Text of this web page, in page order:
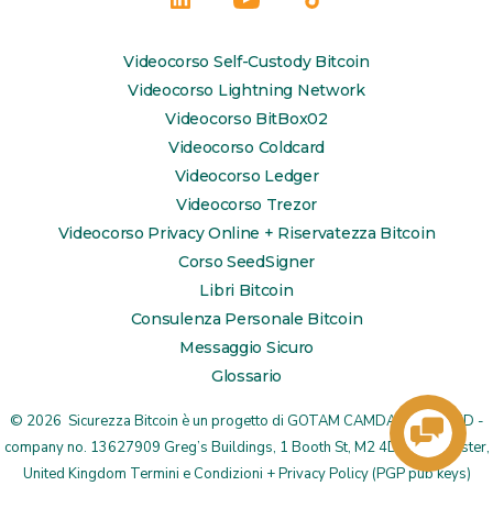
Apri
LinkedIn
in
una
nuova
scheda
Apri
YouTube
in
una
nuova
scheda
Apri
TikTok
in
una
nuova
scheda
Videocorso Self-Custody Bitcoin
Videocorso Lightning Network
Videocorso BitBox02
Videocorso Coldcard
Videocorso Ledger
Videocorso Trezor
Videocorso Privacy Online + Riservatezza Bitcoin
Corso SeedSigner
Libri Bitcoin
Consulenza Personale Bitcoin
Messaggio Sicuro
Glossario
© 2026 Sicurezza Bitcoin è un progetto di GOTAM CAMDA MEDIA LTD -
company no. 13627909 Greg’s Buildings, 1 Booth St, M2 4DU Manchester,
United Kingdom Termini e Condizioni + Privacy Policy(PGP pub keys)